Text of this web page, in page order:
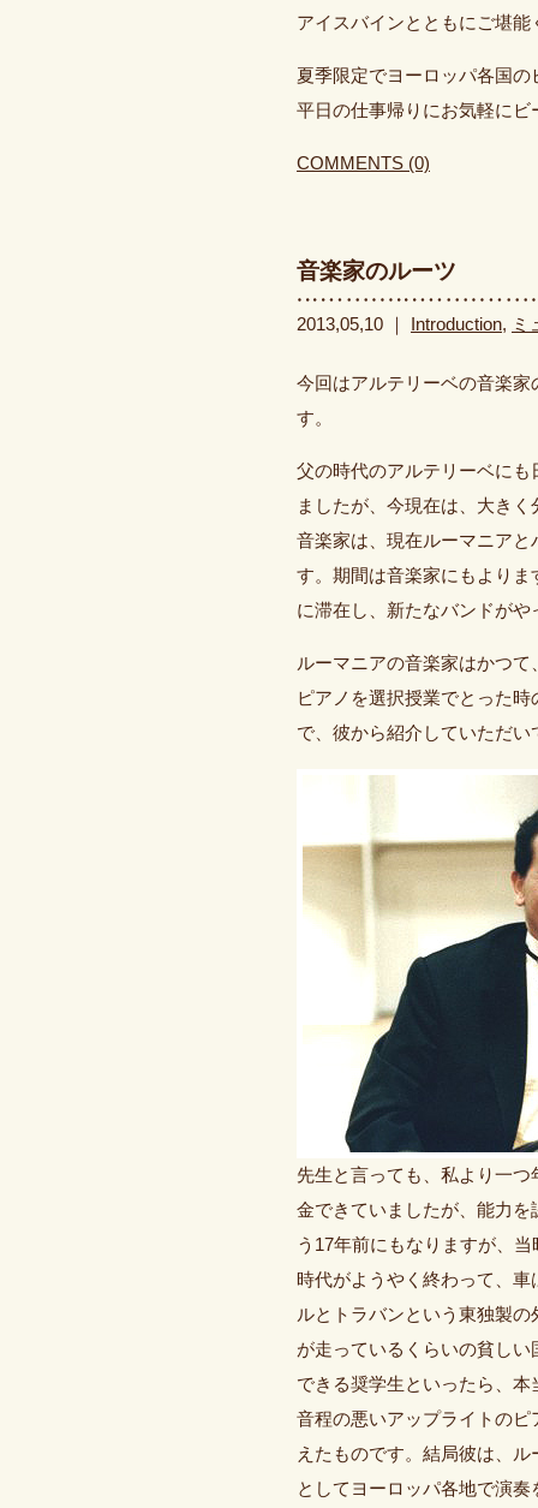
アイスバインとともにご堪能
夏季限定でヨーロッパ各国
平日の仕事帰りにお気軽に
COMMENTS (0)
音楽家のルーツ
2013,05,10 ｜ Introduction, ミ
今回はアルテリーベの音楽
す。
父の時代のアルテリーベに
ましたが、今現在は、大き
音楽家は、現在ルーマニア
す。期間は音楽家にもより
に滞在し、新たなバンドがや
ルーマニアの音楽家はかつ
ピアノを選択授業でとった
で、彼から紹介していただい
先生と言っても、私より一
金できていましたが、能力
う17年前にもなりますが、
時代がようやく終わって、
ルとトラバンという東独製
が走っているくらいの貧し
できる奨学生といったら、
音程の悪いアップライトの
えたものです。結局彼は、
としてヨーロッパ各地で演